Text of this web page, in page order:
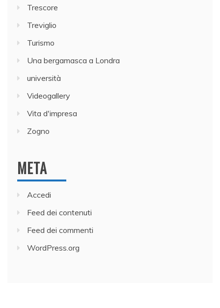
Trescore
Treviglio
Turismo
Una bergamasca a Londra
università
Videogallery
Vita d'impresa
Zogno
META
Accedi
Feed dei contenuti
Feed dei commenti
WordPress.org